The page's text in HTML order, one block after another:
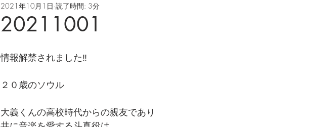
20211001
2021年10月1日 読了時間: 3分
情報解禁されました‼️
２０歳のソウル
大義くんの高校時代からの親友であり